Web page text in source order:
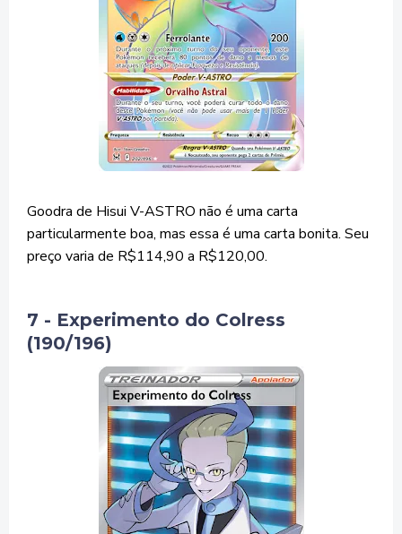
Goodra de Hisui V-ASTRO não é uma carta
particularmente boa, mas essa é uma carta bonita. Seu
preço varia de R$114,90 a R$120,00.
7 - Experimento do Colress
(190/196)